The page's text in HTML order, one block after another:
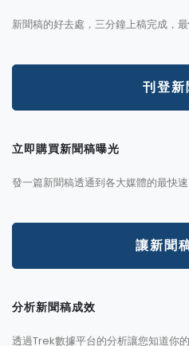
新聞稿的好去處，三分鐘上稿完成，
刊登新
立即購買新聞稿曝光
發一篇新聞稿透通到各大媒體的最快
讓新聞
分析新聞稿成效
透過Trek數據平台的分析讓您知道你